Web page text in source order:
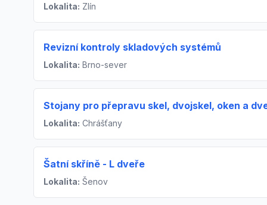
Lokalita: Zlín
Revizní kontroly skladových systémů
Lokalita: Brno-sever
Stojany pro přepravu skel, dvojskel, oken a
Lokalita: Chrášťany
Šatní skříně - L dveře
Lokalita: Šenov